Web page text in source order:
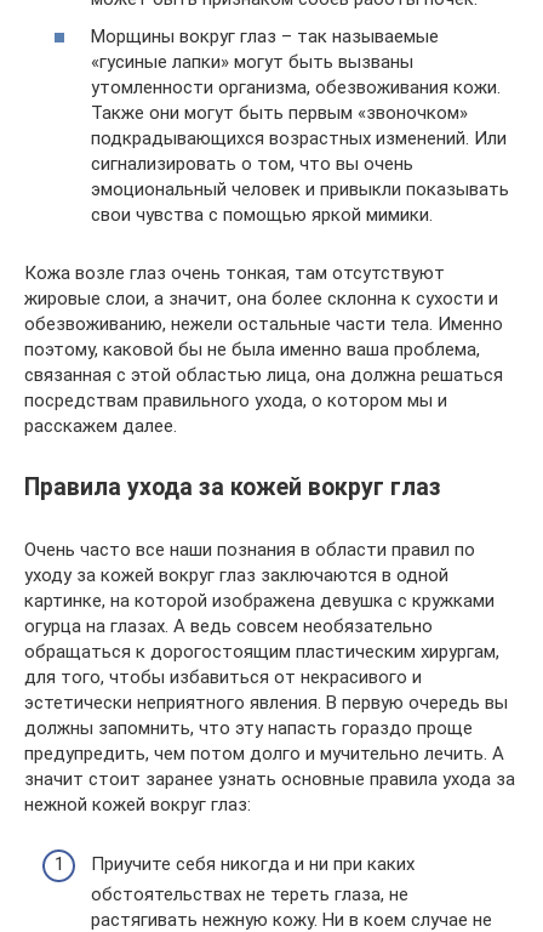
Морщины вокруг глаз – так называемые
«гусиные лапки» могут быть вызваны
утомленности организма, обезвоживания кожи.
Также они могут быть первым «звоночком»
подкрадывающихся возрастных изменений. Или
сигнализировать о том, что вы очень
эмоциональный человек и привыкли показывать
свои чувства с помощью яркой мимики.
Кожа возле глаз очень тонкая, там отсутствуют
жировые слои, а значит, она более склонна к сухости и
обезвоживанию, нежели остальные части тела. Именно
поэтому, каковой бы не была именно ваша проблема,
связанная с этой областью лица, она должна решаться
посредствам правильного ухода, о котором мы и
расскажем далее.
Правила ухода за кожей вокруг глаз
Очень часто все наши познания в области правил по
уходу за кожей вокруг глаз заключаются в одной
картинке, на которой изображена девушка с кружками
огурца на глазах. А ведь совсем необязательно
обращаться к дорогостоящим пластическим хирургам,
для того, чтобы избавиться от некрасивого и
эстетически неприятного явления. В первую очередь вы
должны запомнить, что эту напасть гораздо проще
предупредить, чем потом долго и мучительно лечить. А
значит стоит заранее узнать основные правила ухода за
нежной кожей вокруг глаз:
Приучите себя никогда и ни при каких
обстоятельствах не тереть глаза, не
растягивать нежную кожу. Ни в коем случае не